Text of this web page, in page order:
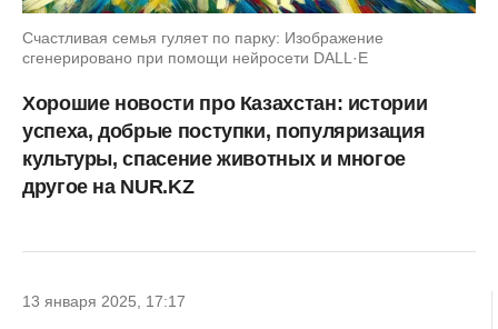
Счастливая семья гуляет по парку: Изображение
сгенерировано при помощи нейросети DALL·E
Хорошие новости про Казахстан: истории
успеха, добрые поступки, популяризация
культуры, спасение животных и многое
другое на NUR.KZ
13 января 2025, 17:17